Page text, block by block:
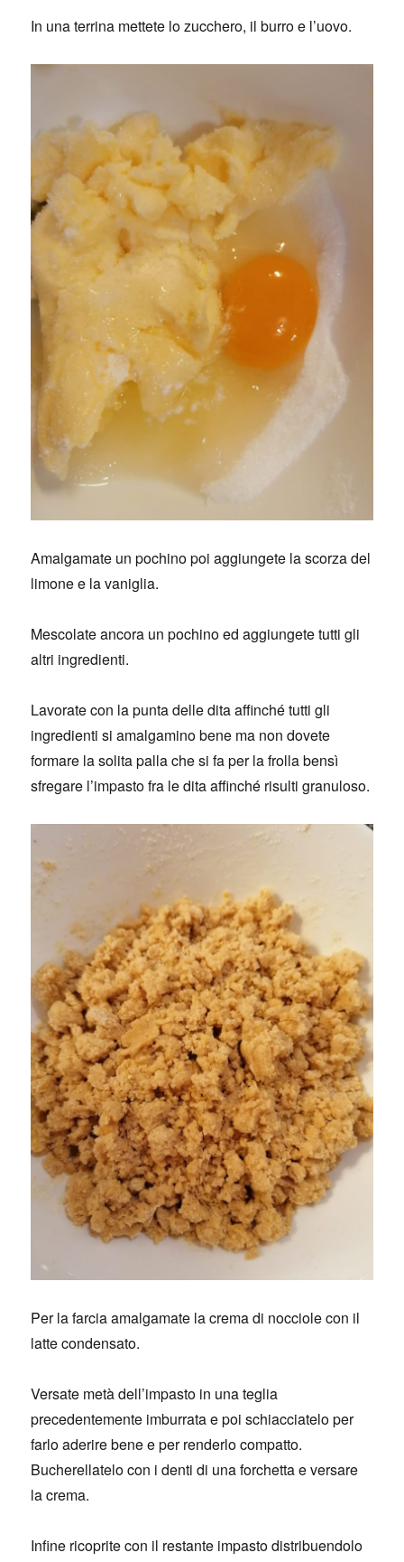
In una terrina mettete lo zucchero, il burro e l’uovo.
Amalgamate un pochino poi aggiungete la scorza del
limone e la vaniglia.
Mescolate ancora un pochino ed aggiungete tutti gli
altri ingredienti.
Lavorate con la punta delle dita affinché tutti gli
ingredienti si amalgamino bene ma non dovete
formare la solita palla che si fa per la frolla bensì
sfregare l’impasto fra le dita affinché risulti granuloso.
Per la farcia amalgamate la crema di nocciole con il
latte condensato.
Versate metà dell’impasto in una teglia
precedentemente imburrata e poi schiacciatelo per
farlo aderire bene e per renderlo compatto.
Bucherellatelo con i denti di una forchetta e versare
la crema.
Infine ricoprite con il restante impasto distribuendolo